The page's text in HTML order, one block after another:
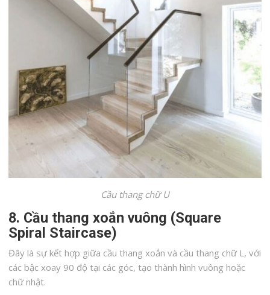
Cầu thang chữ U
8. Cầu thang xoắn vuông (Square
Spiral Staircase)
Đây là sự kết hợp giữa cầu thang xoắn và cầu thang chữ L, với
các bậc xoay 90 độ tại các góc, tạo thành hình vuông hoặc
chữ nhật.